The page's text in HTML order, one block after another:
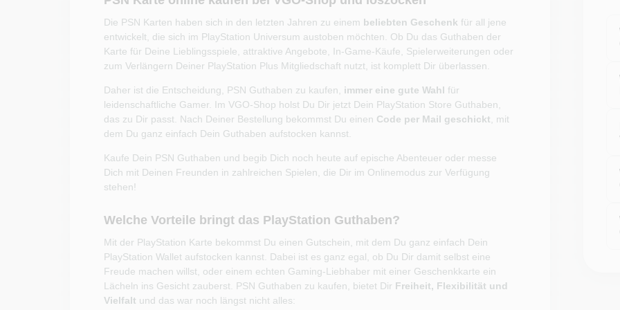
Die PSN Karten haben sich in den letzten Jahren zu einem beliebten Geschenk für all jene
entwickelt, die sich im PlayStation Universum austoben möchten. Ob Du das Guthaben der
Karte für Deine Lieblingsspiele, attraktive Angebote, In-Game-Käufe, Spielerweiterungen oder
zum Verlängern Deiner PlayStation Plus Mitgliedschaft nutzt, ist komplett Dir überlassen.
Daher ist die Entscheidung, PSN Guthaben zu kaufen, immer eine gute Wahl für
leidenschaftliche Gamer. Im VGO-Shop holst Du Dir jetzt Dein PlayStation Store Guthaben,
das zu Dir passt. Nach Deiner Bestellung bekommst Du einen Code per Mail geschickt , mit
dem Du ganz einfach Dein Guthaben aufstocken kannst.
Kaufe Dein PSN Guthaben und begib Dich noch heute auf epische Abenteuer oder messe
Dich mit Deinen Freunden in zahlreichen Spielen, die Dir im Onlinemodus zur Verfügung
stehen!
Welche Vorteile bringt das PlayStation Guthaben?
Mit der PlayStation Karte bekommst Du einen Gutschein, mit dem Du ganz einfach Dein
PlayStation Wallet aufstocken kannst. Dabei ist es ganz egal, ob Du Dir damit selbst eine
Freude machen willst, oder einem echten Gaming-Liebhaber mit einer Geschenkkarte ein
Lächeln ins Gesicht zauberst. PSN Guthaben zu kaufen, bietet Dir Freiheit, Flexibilität und
Vielfalt und das war noch längst nicht alles: